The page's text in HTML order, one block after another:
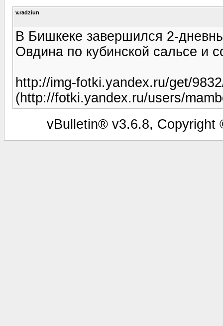
v.radziun
В Бишкеке завершился 2-
Овдина по кубинской сальсе и
http://img-fotki.yandex.ru/get/
(http://fotki.yandex.ru/users/
vBulletin® v3.6.8, Copyright